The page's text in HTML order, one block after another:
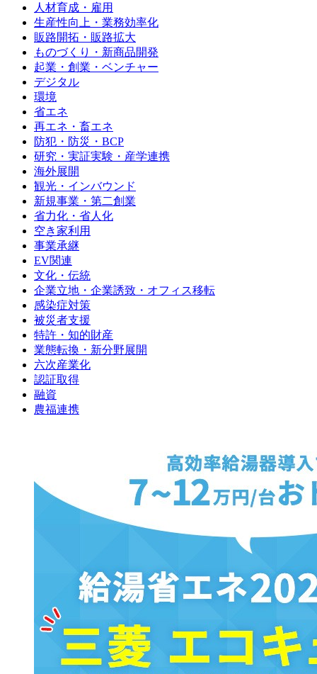
人材育成・雇用
生産性向上・業務効率化
販路開拓・販路拡大
ものづくり・新商品開発
起業・創業・ベンチャー
デジタル
環境
省エネ
再エネ・畜エネ
防犯・防災・BCP
研究・実証実験・産学連携
海外展開
観光・インバウンド
新規事業・第二創業
省力化・省人化
空き家利用
事業承継
EV関連
文化・伝統
企業立地・企業誘致・オフィス移転
感染症対策
被災者支援
特許・知的財産
業態転換・新分野展開
六次産業化
認証取得
融資
農福連携